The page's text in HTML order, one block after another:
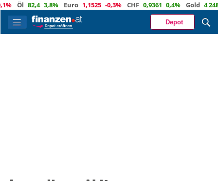
Öl 82,4 3,8% Euro 1,1525 -0,3% CHF 0,9361 0,4% Gold 4 248
Depot